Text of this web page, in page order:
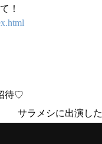
！
待♡
サラメシに出演し